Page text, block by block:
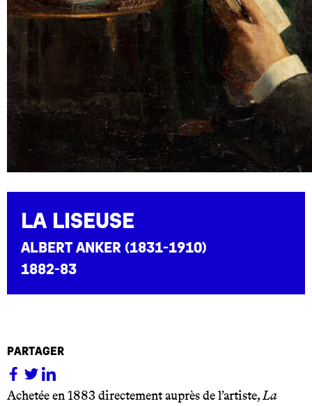
La Liseuse
Albert Anker (1831-1910)
1882-83
partager
Achetée en 1883 directement auprès de l’artiste,La